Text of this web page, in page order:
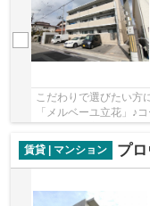
こだわりで選びたい方
「メルベーユ立花」♪
済ませたい主婦の方に
賃貸 | マンション
プ